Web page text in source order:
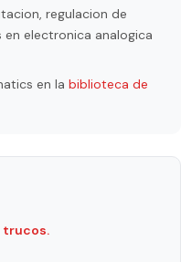
regulacion de
electronica analogica
en la biblioteca de
trucos.